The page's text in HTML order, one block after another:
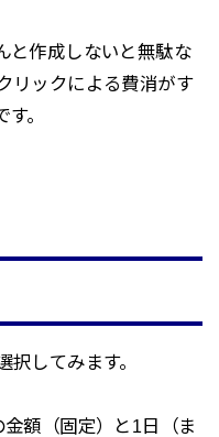
と作成しないと無駄な
リックによる費消がす
。
してみます。
額（固定）と1日（ま